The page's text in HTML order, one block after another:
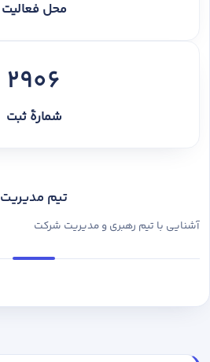
محل فعالیت
2906
شمارهٔ ثبت
تیم مدیریت
آشنایی با تیم رهبری و مدیریت شرکت